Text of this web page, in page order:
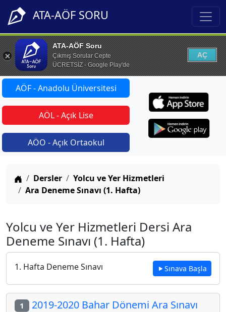
ATA-AÖF SORU
ATA-AÖF Soru
Çıkmış Sorular Cepte
ÜCRETSİZ - Google Play'de
AÇ
AÖF - Anadolu Üniversitesi
AÖL - Açık Lise
AÖO - Açık Ortaokul
Anasayfa
Dersler
Yolcu ve Yer Hizmetleri
Ara Deneme Sınavı (1. Hafta)
Yolcu ve Yer Hizmetleri Dersi Ara
Deneme Sınavı (1. Hafta)
1. Hafta Deneme Sınavı Sınava Başla
1 2019-2020 Bahar Dönemi Ara Sınavı